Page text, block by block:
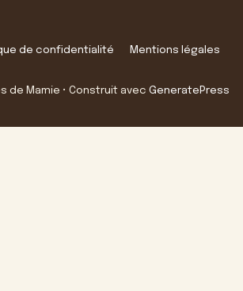
de confidentialité Mentions légales
de Mamie • Construit avec GeneratePress